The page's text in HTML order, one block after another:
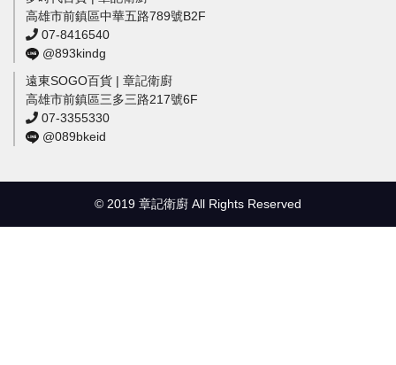
高雄市前鎮區中華五路789號B2F
07-8416540
@893kindg
遠東SOGO百貨 | 章記衛廚
高雄市前鎮區三多三路217號6F
07-3355330
@089bkeid
© 2019 章記衛廚 All Rights Reserved